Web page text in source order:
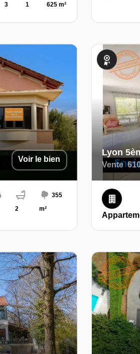
3 1 625 m²
Voir le bien
2
355
m²
Exclusivité
Lyon
Vente